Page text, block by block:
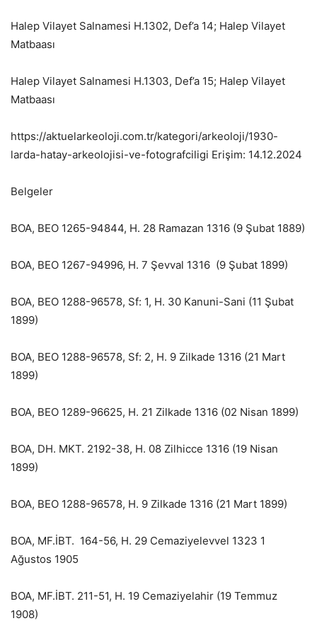
Halep Vilayet Salnamesi H.1302, Def’a 14; Halep Vilayet
Matbaası
Halep Vilayet Salnamesi H.1303, Def’a 15; Halep Vilayet
Matbaası
https://aktuelarkeoloji.com.tr/kategori/arkeoloji/1930-
larda-hatay-arkeolojisi-ve-fotografciligi Erişim: 14.12.2024
Belgeler
BOA, BEO 1265-94844, H. 28 Ramazan 1316 (9 Şubat 1889)
BOA, BEO 1267-94996, H. 7 Şevval 1316 (9 Şubat 1899)
BOA, BEO 1288-96578, Sf: 1, H. 30 Kanuni-Sani (11 Şubat
1899)
BOA, BEO 1288-96578, Sf: 2, H. 9 Zilkade 1316 (21 Mart
1899)
BOA, BEO 1289-96625, H. 21 Zilkade 1316 (02 Nisan 1899)
BOA, DH. MKT. 2192-38, H. 08 Zilhicce 1316 (19 Nisan
1899)
BOA, BEO 1288-96578, H. 9 Zilkade 1316 (21 Mart 1899)
BOA, MF.İBT. 164-56, H. 29 Cemaziyelevvel 1323 1
Ağustos 1905
BOA, MF.İBT. 211-51, H. 19 Cemaziyelahir (19 Temmuz
1908)